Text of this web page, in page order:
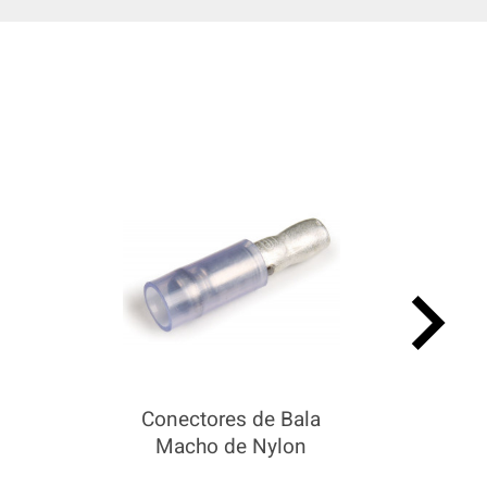
Conectores de Bala
Macho de Nylon
keyboard_arrow_right